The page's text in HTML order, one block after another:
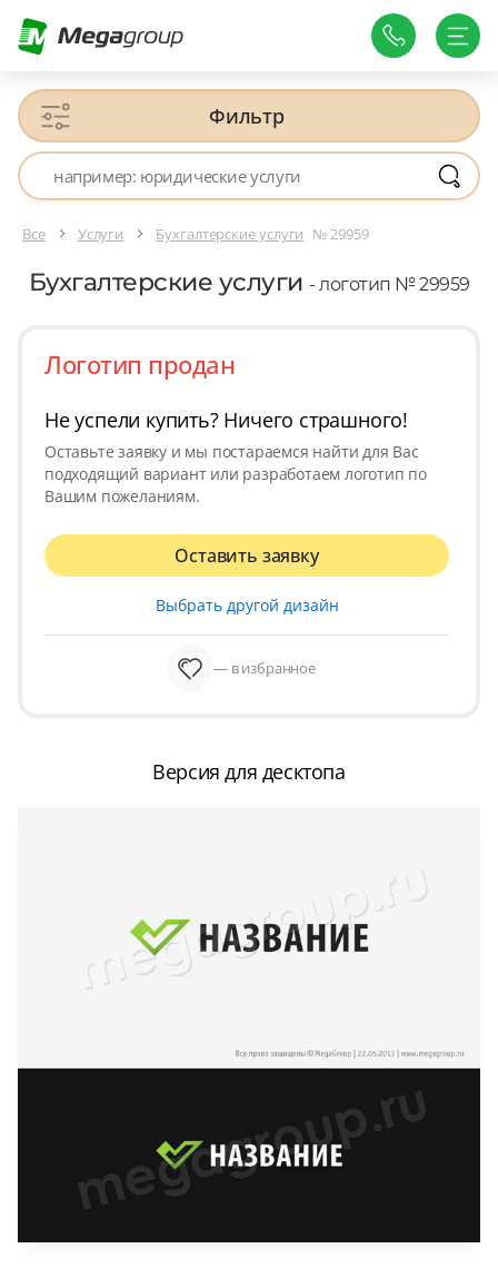
Фильтр
Все Услуги Бухгалтерские услуги № 29959
Бухгалтерские услуги - логотип № 29959
Логотип продан
Не успели купить? Ничего страшного!
Оставьте заявку и мы постараемся найти для Вас
подходящий вариант или разработаем логотип по
Вашим пожеланиям.
Оставить заявку
Выбрать другой дизайн
— в избранное
Версия для десктопа